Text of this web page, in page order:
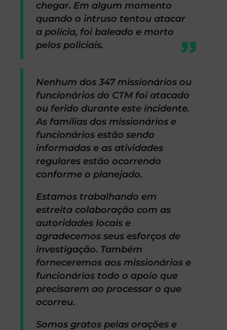
chegar. Em algum momento
quando o intruso tentou atacar
a polícia, foi baleado e morto
pelos policiais.
Nenhum dos 347 missionários ou
funcionários do CTM foi atacado
ou ferido durante este incidente.
As famílias dos missionários e
funcionários estão sendo
informadas e as atividades
regulares estão ocorrendo
conforme o planejado.
Estamos trabalhando em
estreita colaboração com as
autoridades locais e
agradecemos seus esforços de
investigação. Também
forneceremos aos missionários e
funcionários todo o apoio que
precisarem ao processar o que
ocorreu.
Somos gratos pelas orações e